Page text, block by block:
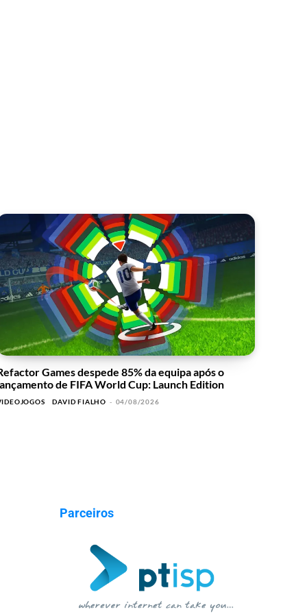
Games despede 85% da equipa após o
de FIFA World Cup: Launch Edition
DAVID FIALHO - 04/08/2026
Parceiros